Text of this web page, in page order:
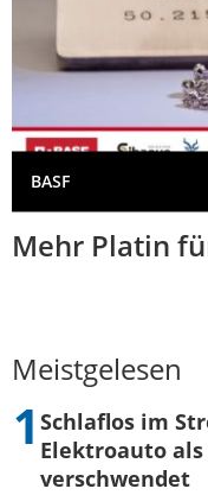
BASF
Mehr Platin
Meistgelesen
Schlaflos im
Elektroauto
verschwendet